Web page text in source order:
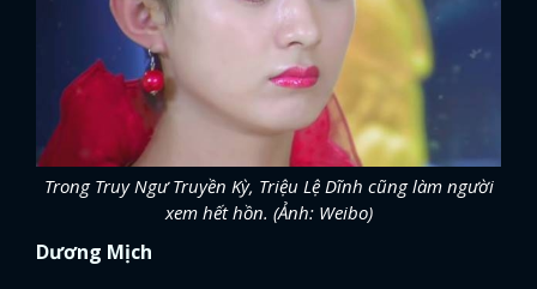
Trong Truy Ngư Truyền Kỳ, Triệu Lệ Dĩnh cũng làm người
xem hết hồn. (Ảnh: Weibo)
Dương Mịch